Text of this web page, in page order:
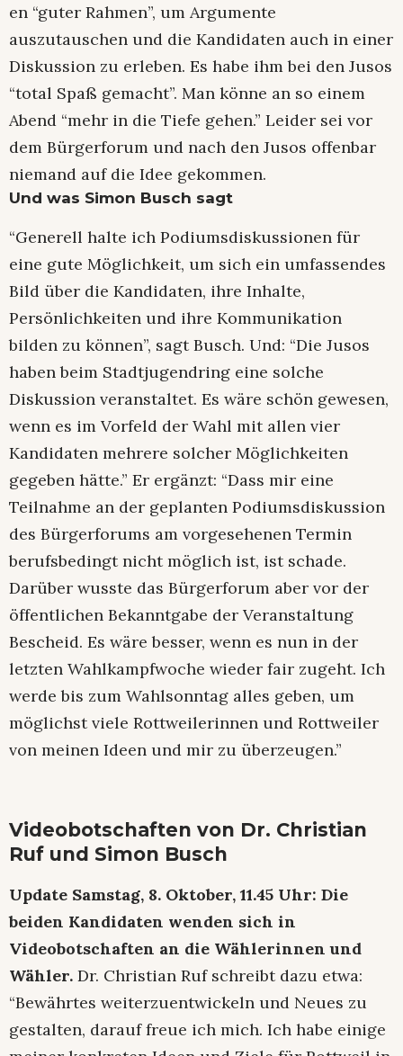
en “guter Rahmen”, um Argumente
auszutauschen und die Kandidaten auch in einer
Diskussion zu erleben. Es habe ihm bei den Jusos
“total Spaß gemacht”. Man könne an so einem
Abend “mehr in die Tiefe gehen.” Leider sei vor
dem Bürgerforum und nach den Jusos offenbar
niemand auf die Idee gekommen.
Und was Simon Busch sagt
“Generell halte ich Podiumsdiskussionen für
eine gute Möglichkeit, um sich ein umfassendes
Bild über die Kandidaten, ihre Inhalte,
Persönlichkeiten und ihre Kommunikation
bilden zu können”, sagt Busch. Und: “Die Jusos
haben beim Stadtjugendring eine solche
Diskussion veranstaltet. Es wäre schön gewesen,
wenn es im Vorfeld der Wahl mit allen vier
Kandidaten mehrere solcher Möglichkeiten
gegeben hätte.” Er ergänzt: “Dass mir eine
Teilnahme an der geplanten Podiumsdiskussion
des Bürgerforums am vorgesehenen Termin
berufsbedingt nicht möglich ist, ist schade.
Darüber wusste das Bürgerforum aber vor der
öffentlichen Bekanntgabe der Veranstaltung
Bescheid. Es wäre besser, wenn es nun in der
letzten Wahlkampfwoche wieder fair zugeht. Ich
werde bis zum Wahlsonntag alles geben, um
möglichst viele Rottweilerinnen und Rottweiler
von meinen Ideen und mir zu überzeugen.”
Videobotschaften von Dr. Christian
Ruf und Simon Busch
Update Samstag, 8. Oktober, 11.45 Uhr: Die
beiden Kandidaten wenden sich in
Videobotschaften an die Wählerinnen und
Wähler. Dr. Christian Ruf schreibt dazu etwa:
“Bewährtes weiterzuentwickeln und Neues zu
gestalten, darauf freue ich mich. Ich habe einige